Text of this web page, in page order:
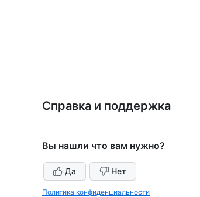
Справка и поддержка
Вы нашли что вам нужно?
Да Нет
Политика конфиденциальности